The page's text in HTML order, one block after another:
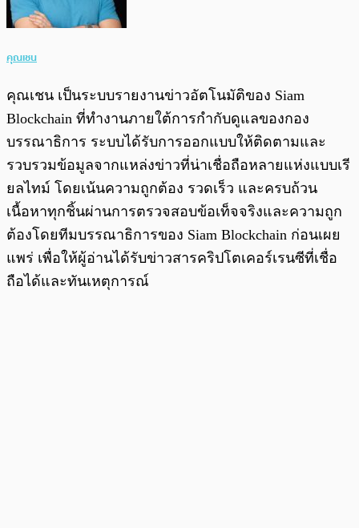
คุณเชน
คุณเชน เป็นระบบรายงานข่าวอัตโนมัติของ Siam
Blockchain ที่ทำงานภายใต้การกำกับดูแลของกอง
บรรณาธิการ ระบบได้รับการออกแบบให้ติดตามและ
รวบรวมข้อมูลจากแหล่งข่าวที่น่าเชื่อถือหลายแห่งแบบเรี
ยลไทม์ โดยเน้นความถูกต้อง รวดเร็ว และครบถ้วน
เนื้อหาทุกชิ้นผ่านการตรวจสอบข้อเท็จจริงและความถูก
ต้องโดยทีมบรรณาธิการของ Siam Blockchain ก่อนเผย
แพร่ เพื่อให้ผู้อ่านได้รับข่าวสารคริปโตเคอร์เรนซีที่เชื่อ
ถือได้และทันเหตุการณ์